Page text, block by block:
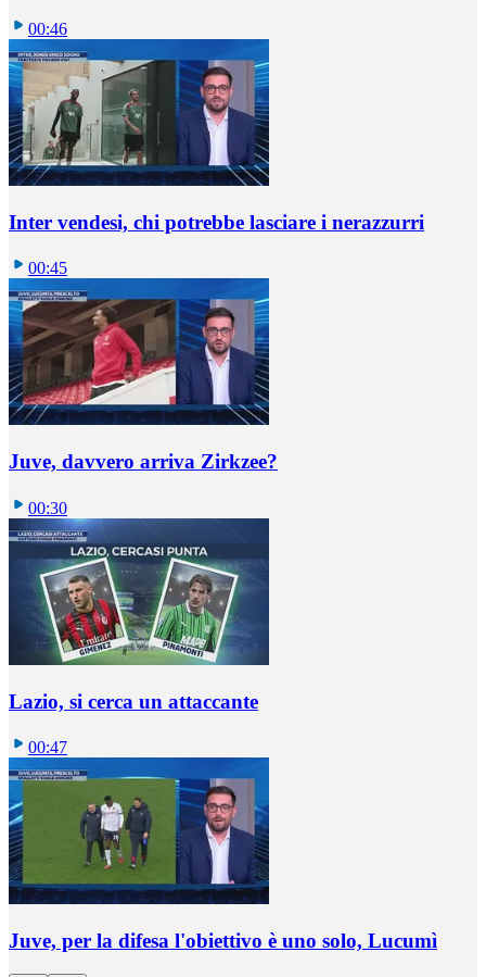
00:46
Inter vendesi, chi potrebbe lasciare i nerazzurri
00:45
Juve, davvero arriva Zirkzee?
00:30
Lazio, si cerca un attaccante
00:47
Juve, per la difesa l'obiettivo è uno solo, Lucumì